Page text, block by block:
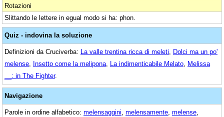
Rotazioni
Slittando le lettere in egual modo si ha: phon.
Quiz - indovina la soluzione
Definizioni da Cruciverba: La valle trentina ricca di meleti
Dolci ma un po'
melense Insetto come la melipona La indimenticabile Melato Melissa
__: in The Fighter.
Navigazione
Parole in ordine alfabetico: melensaggini melensamente melense